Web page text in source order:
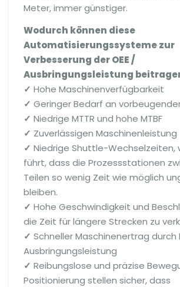
Meter, immer günstiger.
Wodurch können diese
Automatisierungssysteme zur
Verbesserung der OEE /
Ausbringungsleistung
✓ Hohe Maschinenverfügbarkeit
✓ Geringer Bedarf an
✓ Niedrige MTTR und hohe MTBF
✓ Zuverlässigen Maschinenleistung
✓ Niedrige Shuttle-Wechselzeiten,
führt, dass die Prozessstationen
Teilen so wenig Zeit wie möglich
bleiben.
✓ Hohe Geschwindigkeit und
die Zeit für längere Strecken zu
✓ Schneller Maschinenertrag durch
Ausbringungsleistung
✓ Reibungslose und präzise
Positionierung stellen sicher, dass